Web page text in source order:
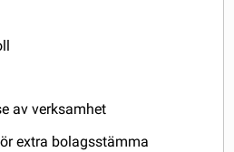
av verksamhet
extra bolagsstämma